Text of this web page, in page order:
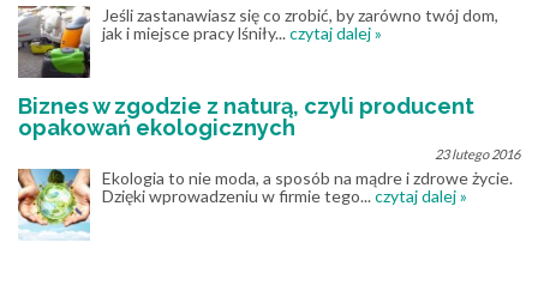
Jeśli zastanawiasz się co zrobić, by zarówno twój dom,
jak i miejsce pracy lśniły...czytaj dalej »
Biznes w zgodzie z naturą, czyli producent
opakowań ekologicznych
23 lutego 2016
Ekologia to nie moda, a sposób na mądre i zdrowe życie.
Dzięki wprowadzeniu w firmie tego...czytaj dalej »